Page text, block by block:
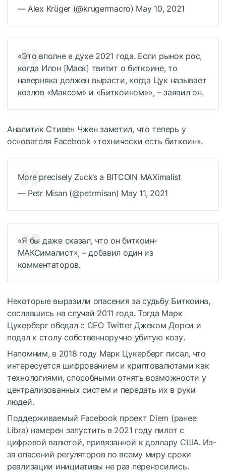
— Alex Krüger (@krugermacro) May 10, 2021
«Это вполне в духе 2021 года. Если рынок рос,
когда Илон [Маск] твитит о биткоине, то
наверняка должен вырасти, когда Цук называет
козлов «Максом» и «Биткоином»», – заявил он.
Аналитик Стивен Чжен заметил, что теперь у
основателя Facebook «технически есть биткоин».
More precisely Zuck’s a BITCOIN MAXimalist
— Petr Misan (@petrmisan) May 11, 2021
«Я бы даже сказал, что он биткоин-
МАКСималист», – добавил один из
комментаторов.
Некоторые выразили опасения за судьбу Биткоина,
сославшись на случай 2011 года. Тогда Марк
Цукерберг обедал с CEO Twitter Джеком Дорси и
подал к столу собственноручно убитую козу.
Напомним, в 2018 году Марк Цукерберг писал, что
интересуется шифрованием и криптовалютами как
технологиями, способными отнять возможности у
централизованных систем и передать их в руки
людей.
Поддерживаемый Facebook проект Diem (ранее
Libra) намерен запустить в 2021 году пилот с
цифровой валютой, привязанной к доллару США. Из-
за опасений регуляторов по всему миру сроки
реализации инициативы не раз переносились.